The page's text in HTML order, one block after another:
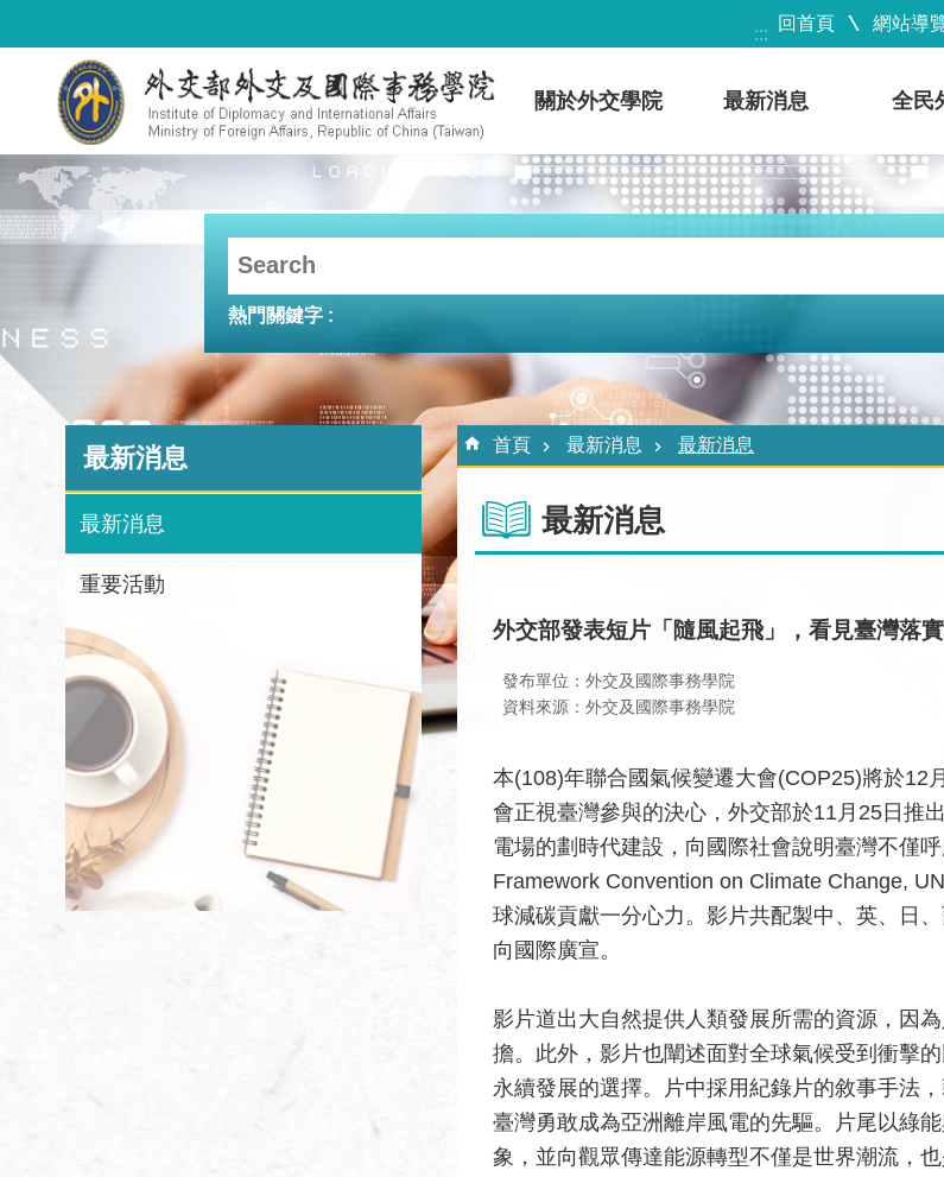
:::
回首頁 網站導
關於外交學院 最新消息 全民
熱門關鍵字
最新消息
最新消息
重要活動
::: 首頁 最新消息 最新消息
最新消息
外交部發表短片「隨風起飛」，看見臺灣落
發布單位：外交及國際事務學院
資料來源：外交及國際事務學院
本(108)年聯合國氣候變遷大會(COP25)將於12
會正視臺灣參與的決心，外交部於11月25日推
電場的劃時代建設，向國際社會說明臺灣不僅
Framework Convention on Climate Change,
球減碳貢獻一分心力。影片共配製中、英、日
向國際廣宣。
影片道出大自然提供人類發展所需的資源，因
擔。此外，影片也闡述面對全球氣候受到衝擊
永續發展的選擇。片中採用紀錄片的敘事手法
臺灣勇敢成為亞洲離岸風電的先驅。片尾以綠
象，並向觀眾傳達能源轉型不僅是世界潮流，